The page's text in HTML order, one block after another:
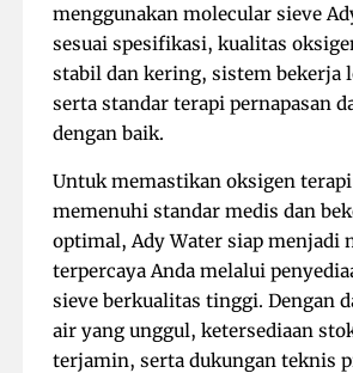
menggunakan molecular sieve
sesuai spesifikasi, kualitas
stabil dan kering, sistem bekerja
serta standar terapi pernapasan
dengan baik.
Untuk memastikan oksigen terapi
memenuhi standar medis dan
optimal, Ady Water siap menjadi
terpercaya Anda melalui
sieve berkualitas tinggi. Dengan
air yang unggul, ketersediaan
terjamin, serta dukungan teknis